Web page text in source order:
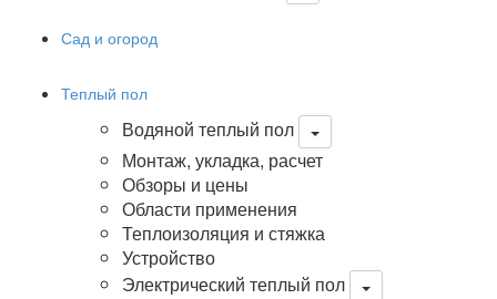
Сад и огород
Теплый пол
Водяной теплый пол
Монтаж, укладка, расчет
Обзоры и цены
Области применения
Теплоизоляция и стяжка
Устройство
Электрический теплый пол